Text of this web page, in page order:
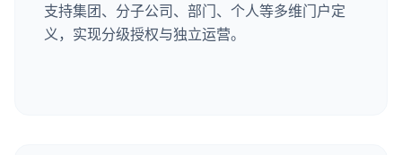
支持集团、分子公司、部门、个人等多维门户定
义，实现分级授权与独立运营。